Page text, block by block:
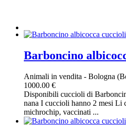
Barboncino
Animali in vendita - Bologna
1000.00 €
Disponibili cuccioli di
nana I cuccioli hanno 2 mesi Li
michrochip, vaccinati ...